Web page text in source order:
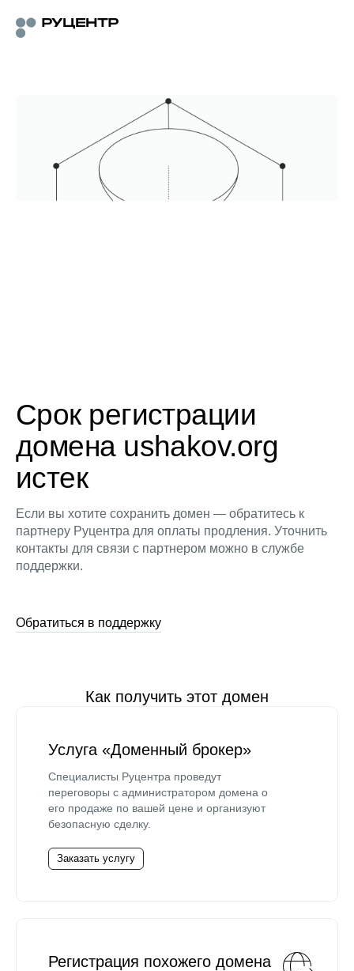
Срок регистрации
домена ushakov.org
истек
Если вы хотите сохранить домен — обратитесь к
партнеру Руцентра для оплаты продления. Уточнить
контакты для связи с партнером можно в службе
поддержки.
Обратиться в поддержку
Как получить этот домен
Услуга «Доменный брокер»
Специалисты Руцентра проведут
переговоры с администратором домена о
его продаже по вашей цене и организуют
безопасную сделку.
Заказать услугу
Регистрация похожего домена